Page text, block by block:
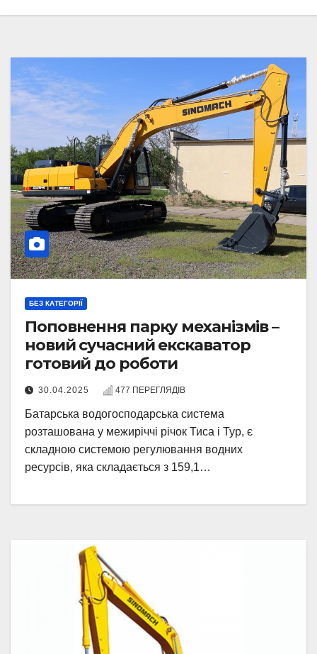
БЕЗ КАТЕГОРІЇ
Поповнення парку механізмів –
новий сучасний екскаватор
готовий до роботи
30.04.2025 477 ПЕРЕГЛЯДІВ
Батарська водогосподарська система
розташована у межиріччі річок Тиса і Тур, є
складною системою регулювання водних
ресурсів, яка складається з 159,1…